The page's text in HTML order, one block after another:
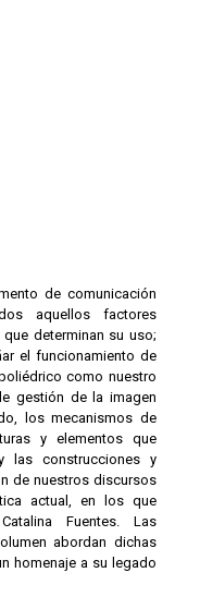
de comunicación
aquellos factores
determinan su uso;
el funcionamiento de
como nuestro
gestión de la imagen
los mecanismos de
y elementos que
las construcciones y
de nuestros discursos
actual, en los que
Fuentes. Las
abordan dichas
homenaje a su legado